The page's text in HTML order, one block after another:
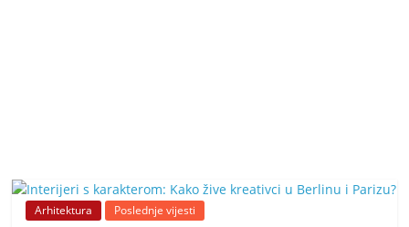
Arhitektura Poslednje vijesti